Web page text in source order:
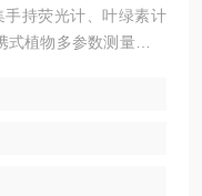
持荧光计、叶绿素计
植物多参数测量仪。
光系统参数及多种环境